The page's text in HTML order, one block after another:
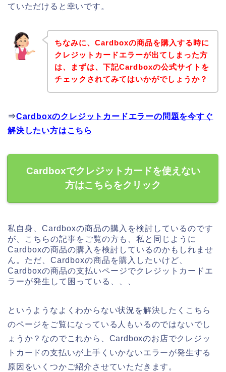
ていただけると幸いです。
ちなみに、Cardboxの商品を購入する時に
クレジットカードエラーが出てしまった方
は、まずは、下記Cardboxの公式サイトを
チェックされてみてはいかがでしょうか？
⇒Cardboxのクレジットカードエラーの問題を今すぐ
解決したい方はこちら
Cardboxでクレジットカードを使えない
方はこちらをクリック
私自身、Cardboxの商品の購入を検討しているのです
が、こちらの記事をご覧の方も、私と同じように
Cardboxの商品の購入を検討しているのかもしれませ
ん。ただ、Cardboxの商品を購入したいけど、
Cardboxの商品の支払いページでクレジットカードエ
ラーが発生して困っている、、、
というようなよくわからない状況を解決したくこちら
のページをご覧になっている人もいるのではないでし
ょうか？なのでこれから、Cardboxのお店でクレジッ
トカードの支払いが上手くいかないエラーが発生する
原因をいくつかご紹介させていただきます。